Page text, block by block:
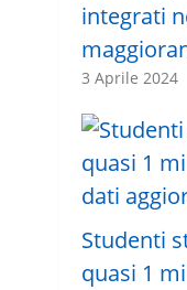
integrati
3 Aprile 2024
Studenti
quasi 1